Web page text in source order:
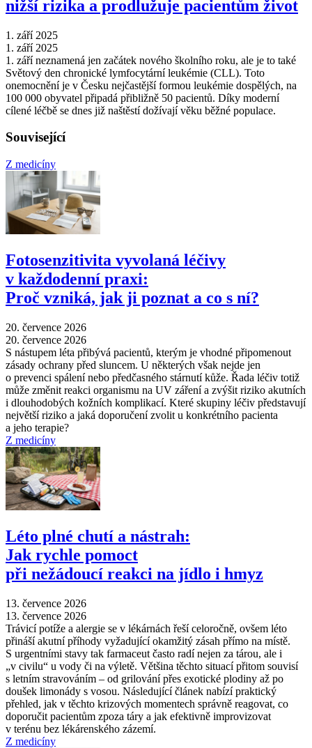
nižší rizika a prodlužuje pacientům život
1. září 2025
1. září 2025
1. září neznamená jen začátek nového školního roku, ale je to také
Světový den chronické lymfocytární leukémie (CLL). Toto
onemocnění je v Česku nejčastější formou leukémie dospělých, na
100 000 obyvatel připadá přibližně 50 pacientů. Díky moderní
cílené léčbě se dnes již naštěstí dožívají věku běžné populace.
Související
Z medicíny
Fotosenzitivita vyvolaná léčivy
v každodenní praxi:
Proč vzniká, jak ji poznat a co s ní?
20. července 2026
20. července 2026
S nástupem léta přibývá pacientů, kterým je vhodné připomenout
zásady ochrany před sluncem. U některých však nejde jen
o prevenci spálení nebo předčasného stárnutí kůže. Řada léčiv totiž
může změnit reakci organismu na UV záření a zvýšit riziko akutních
i dlouhodobých kožních komplikací. Které skupiny léčiv představují
největší riziko a jaká doporučení zvolit u konkrétního pacienta
a jeho terapie?
Z medicíny
Léto plné chutí a nástrah:
Jak rychle pomoct
při nežádoucí reakci na jídlo i hmyz
13. července 2026
13. července 2026
Trávicí potíže a alergie se v lékárnách řeší celoročně, ovšem léto
přináší akutní příhody vyžadující okamžitý zásah přímo na místě.
S urgentními stavy tak farmaceut často radí nejen za tárou, ale i
„v civilu“ u vody či na výletě. Většina těchto situací přitom souvisí
s letním stravováním –⁠ od grilování přes exotické plodiny až po
doušek limonády s vosou. Následující článek nabízí praktický
přehled, jak v těchto krizových momentech správně reagovat, co
doporučit pacientům zpoza táry a jak efektivně improvizovat
v terénu bez lékárenského zázemí.
Z medicíny